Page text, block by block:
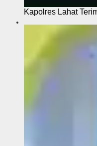
Kapolres Lahat